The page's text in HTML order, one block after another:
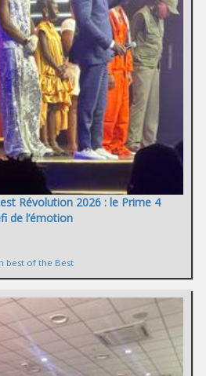
Révolution 2026 : le Prime 4
de l’émotion
best of the Best